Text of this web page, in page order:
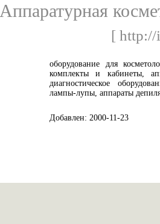
Аппаратурная
[ http://
оборудование для
комплекты и кабинеты,
диагностическое
лампы-лупы, аппараты
Добавлен: 2000-11-23